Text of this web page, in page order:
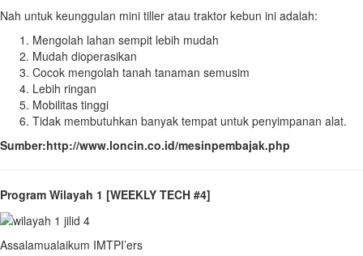
Nah untuk keunggulan mini tiller atau traktor kebun ini adalah:
Mengolah lahan sempit lebih mudah
Mudah dioperasikan
Cocok mengolah tanah tanaman semusim
Lebih ringan
Mobilitas tinggi
Tidak membutuhkan banyak tempat untuk penyimpanan alat.
Sumber:http://www.loncin.co.id/mesinpembajak.php
Program Wilayah 1 [WEEKLY TECH #4]
Assalamualaikum IMTPI’ers